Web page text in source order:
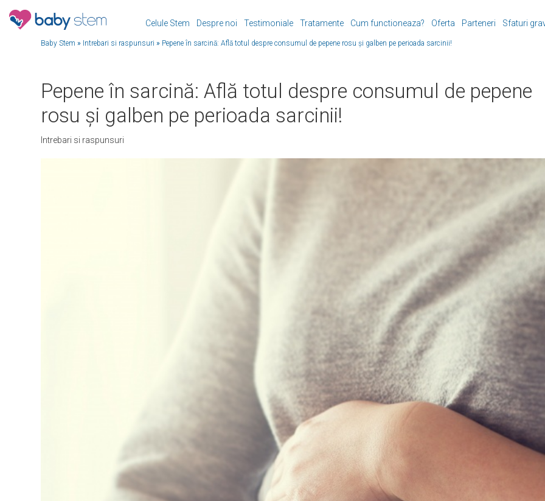
Celule Stem Despre noi Testimoniale Tratamente Cum functioneaza? Oferta Parteneri Sfaturi
Baby Stem » Intrebari si raspunsuri » Pepene în sarcină: Află totul despre consumul de pepene rosu și galben pe perioada sarcinii!
Pepene în sarcină: Află totul despre consumul de pepene
rosu și galben pe perioada sarcinii!
Intrebari si raspunsuri